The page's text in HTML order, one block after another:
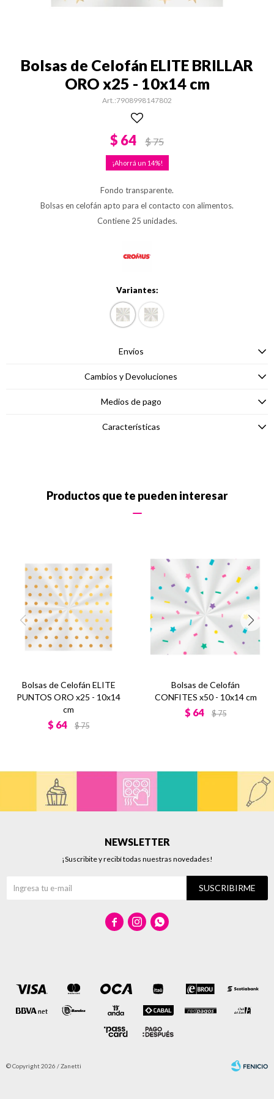
Bolsas de Celofán ELITE BRILLAR
ORO x25 - 10x14 cm
7908998147802
$ 64 $75
14
Fondo transparente.
Bolsas en celofán apto para el contacto con alimentos.
Contiene 25 unidades.
Variantes:
Envíos
Cambios y Devoluciones
Medios de pago
Características
Productos que te pueden interesar
Bolsas de Celofán ELITE
PUNTOS ORO x25 - 10x14
cm
$ 64 $75
Bolsas de Celofán
CONFITES x50 - 10x14 cm
$ 64 $75
NEWSLETTER
¡Suscribite y recibí todas nuestras novedades!
SUSCRIBIRME
  
© Copyright 2026 / Zanetti